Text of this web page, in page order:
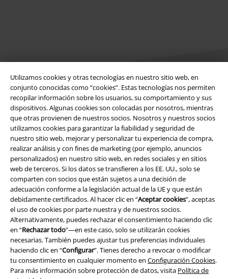
Utilizamos cookies y otras tecnologías en nuestro sitio web, en
conjunto conocidas como “cookies”. Estas tecnologías nos permiten
recopilar información sobre los usuarios, su comportamiento y sus
dispositivos. Algunas cookies son colocadas por nosotros, mientras
que otras provienen de nuestros socios. Nosotros y nuestros socios
utilizamos cookies para garantizar la fiabilidad y seguridad de
nuestro sitio web, mejorar y personalizar tu experiencia de compra,
realizar análisis y con fines de marketing (por ejemplo, anuncios
personalizados) en nuestro sitio web, en redes sociales y en sitios
web de terceros. Si los datos se transfieren a los EE. UU., solo se
comparten con socios que están sujetos a una decisión de
adecuación conforme a la legislación actual de la UE y que están
debidamente certificados. Al hacer clic en “Aceptar cookies”, aceptas
el uso de cookies por parte nuestra y de nuestros socios.
Alternativamente, puedes rechazar el consentimiento haciendo clic
en “Rechazar todo”—en este caso, solo se utilizarán cookies
necesarias. También puedes ajustar tus preferencias individuales
haciendo clic en “Configurar”. Tienes derecho a revocar o modificar
tu consentimiento en cualquier momento en Configuración Cookies.
Para más información sobre protección de datos, visita Política de
Legal
Términos y Condiciones
Aviso Legal
Ley protección de datos
Eliminación de residuos y protección del medioambiente
Declaración de Conformidad
Información sobre accesibilidad
Configuración Cookies